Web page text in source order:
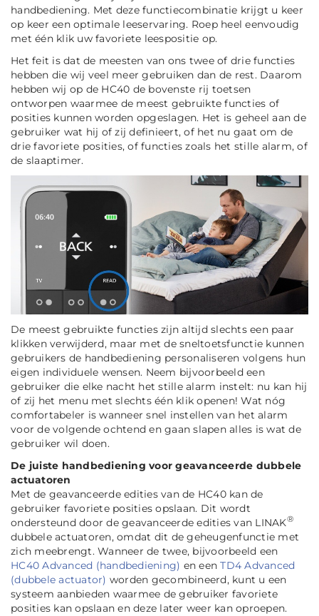
handbediening. Met deze functiecombinatie krijgt u keer
op keer een optimale leeservaring. Roep heel eenvoudig
met één klik uw favoriete leespositie op.
Het feit is dat de meesten van ons twee of drie functies
hebben die wij veel meer gebruiken dan de rest. Daarom
hebben wij op de HC40 de bovenste rij toetsen
ontworpen waarmee de meest gebruikte functies of
posities kunnen worden opgeslagen. Het is geheel aan de
gebruiker wat hij of zij definieert, of het nu gaat om de
drie favoriete posities, of functies zoals het stille alarm, of
de slaaptimer.
De meest gebruikte functies zijn altijd slechts een paar
klikken verwijderd, maar met de sneltoetsfunctie kunnen
gebruikers de handbediening personaliseren volgens hun
eigen individuele wensen. Neem bijvoorbeeld een
gebruiker die elke nacht het stille alarm instelt: nu kan hij
of zij het menu met slechts één klik openen! Wat nóg
comfortabeler is wanneer snel instellen van het alarm
voor de volgende ochtend en gaan slapen alles is wat de
gebruiker wil doen.
De juiste handbediening voor geavanceerde dubbele
actuatoren
Met de geavanceerde edities van de HC40 kan de
gebruiker favoriete posities opslaan. Dit wordt
ondersteund door de geavanceerde edities van LINAK®
dubbele actuatoren, omdat dit de geheugenfunctie met
zich meebrengt. Wanneer de twee, bijvoorbeeld een
HC40 Advanced (handbediening) en eenTD4 Advanced
(dubbele actuator) worden gecombineerd, kunt u een
systeem aanbieden waarmee de gebruiker favoriete
posities kan opslaan en deze later weer kan oproepen.